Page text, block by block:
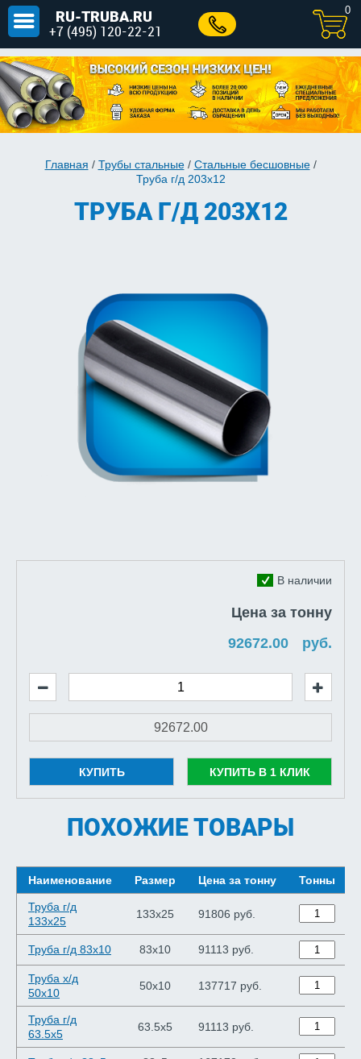
RU-TRUBA.RU
+7 (495) 120-22-21
0
Главная / Трубы стальные/ Стальные бесшовные/
Труба г/д 203x12
ТРУБА Г/Д 203X12
В наличии
Цена за тонну
руб.
КУПИТЬ КУПИТЬ В 1 КЛИК
ПОХОЖИЕ ТОВАРЫ
Наименование Размер Цена за тонну Тонны
Труба г/д
133x25
133x25 91806 руб.
Труба г/д 83x10 83x10 91113 руб.
Труба х/д
50x10
50x10 137717 руб.
Труба г/д
63.5x5
63.5x5 91113 руб.